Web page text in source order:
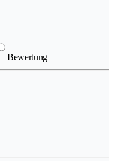
Bewertung